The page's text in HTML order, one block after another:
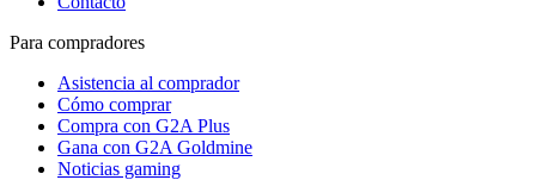
Para compradores
Asistencia al comprador
Cómo comprar
Compra con G2A Plus
Gana con G2A Goldmine
Noticias gaming